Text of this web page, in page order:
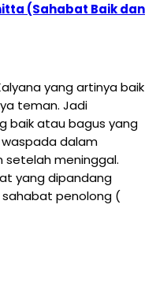
(Sahabat Baik dan
yang artinya baik
teman. Jadi
baik atau bagus yang
dalam
setelah meninggal.
yang dipandang
sahabat penolong (